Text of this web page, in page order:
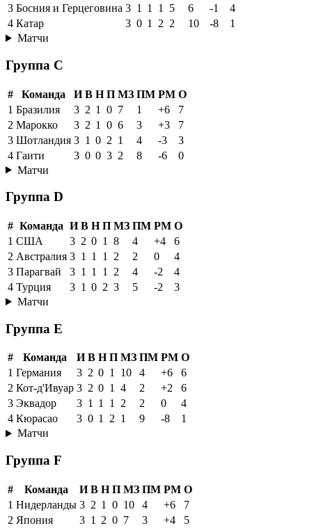
3 Босния и Герцеговина 3 1 1 1 5 6 -1
4
4 Катар 3 0 1 2 2 10 -8
1
Матчи
Группа C
# Команда И В Н П МЗ ПМ РМ О
1 Бразилия 3 2 1 0 7 1 +6
7
2 Марокко 3 2 1 0 6 3 +3
7
3 Шотландия 3 1 0 2 1 4 -3
3
4 Гаити 3 0 0 3 2 8 -6
0
Матчи
Группа D
# Команда И В Н П МЗ ПМ РМ О
1 США 3 2 0 1 8 4 +4
6
2 Австралия 3 1 1 1 2 2 0
4
3 Парагвай 3 1 1 1 2 4 -2
4
4 Турция 3 1 0 2 3 5 -2
3
Матчи
Группа E
# Команда И В Н П МЗ ПМ РМ О
1 Германия 3 2 0 1 10 4 +6
6
2 Кот-д'Ивуар 3 2 0 1 4 2 +2
6
3 Эквадор 3 1 1 1 2 2 0
4
4 Кюрасао 3 0 1 2 1 9 -8
1
Матчи
Группа F
# Команда И В Н П МЗ ПМ РМ О
1 Нидерланды 3 2 1 0 10 4 +6
7
2 Япония 3 1 2 0 7 3 +4
5